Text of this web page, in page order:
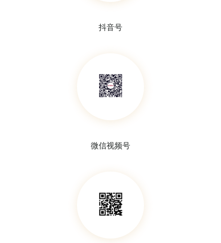
抖音号
微信视频号